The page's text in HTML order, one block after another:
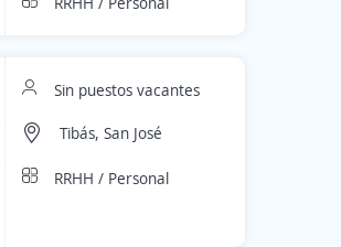
Sin puestos vacantes
Tibás, San José
RRHH / Personal